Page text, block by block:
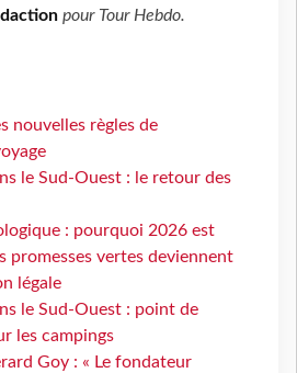
pour Tour Hebdo.
nouvelles règles de
le Sud-Ouest : le retour des
: pourquoi 2026 est
promesses vertes deviennent
légale
le Sud-Ouest : point de
les campings
Goy : « Le fondateur